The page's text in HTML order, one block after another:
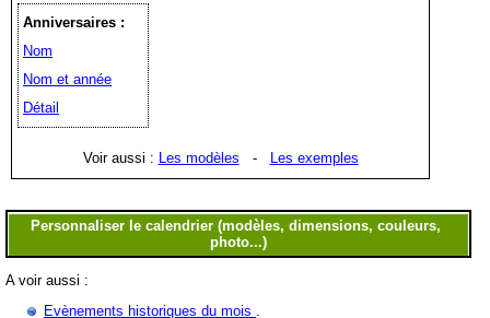
Anniversaires :
Nom
Nom et année
Détail
Voir aussi : Les modèles - Les exemples
A voir aussi :
Evènements historiques du mois .